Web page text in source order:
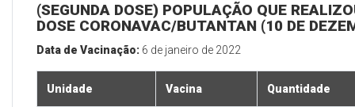
(SEGUNDA DOSE) POPULAÇÃO QUE
DOSE CORONAVAC/BUTANTAN (10 DE
Data de Vacinação: 6 de janeiro de 2022
Unidade Vacina Quantidade